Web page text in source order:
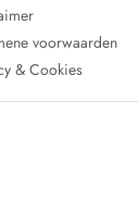
voorwaarden
& Cookies